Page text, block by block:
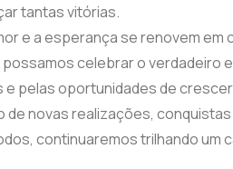
tantas vitórias.
e a esperança se renovem em
celebrar o verdadeiro
pelas oportunidades de
de novas realizações,
continuaremos trilhando um